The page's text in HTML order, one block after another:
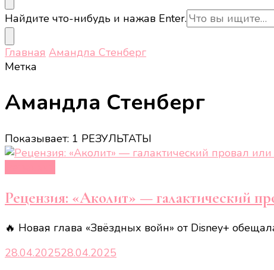
Ищите
что-
то?
Найдите что-нибудь и нажав Enter.
Главная Амандла Стенберг
Метка
Амандла Стенберг
Показывает: 1 РЕЗУЛЬТАТЫ
Рецензия: «Аколит» — галактический
🔥 Новая глава «Звёздных войн» от Disney+
28.04.202528.04.2025